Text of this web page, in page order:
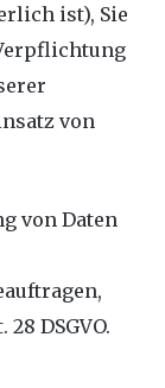
ist), Sie
von
von Daten
DSGVO.